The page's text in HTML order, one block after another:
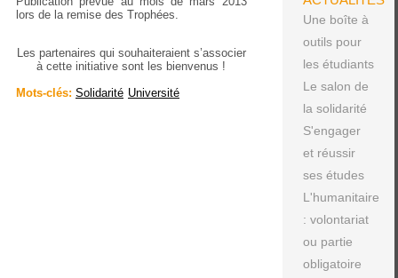
lors de la remise des Trophées.
Les partenaires qui souhaiteraient s’associer
à cette initiative sont les bienvenus !
Mots-clés: Solidarité Université
Une boîte à
outils pour
les étudiants
Le salon de
la solidarité
S'engager
et réussir
ses études
L'humanitaire
: volontariat
ou partie
obligatoire